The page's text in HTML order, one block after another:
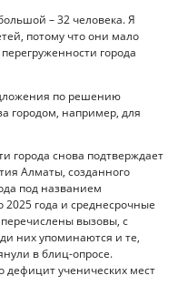
– 32 человека. Я
потому что они мало
города
по решению
городом, например, для
города снова подтверждает
Алматы, созданного
под названием
года и среднесрочные
вызовы, с
них упоминаются и те,
в блиц-опросе.
дефицит ученических мест